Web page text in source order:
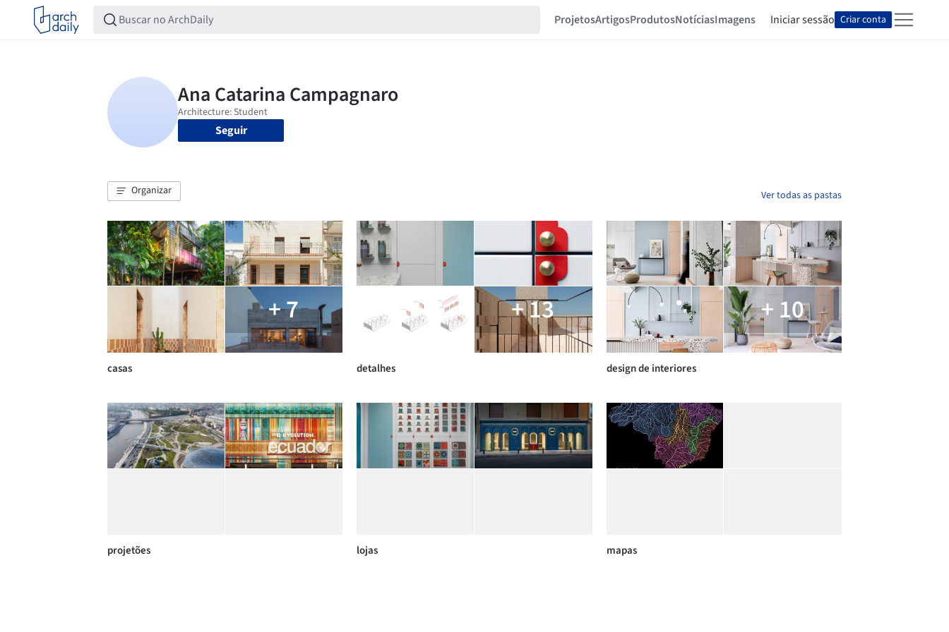
ProjetosArtigosProdutosNotíciasImagens Iniciar sessão Criar conta
Seguir
Organizar Ver todas as pastas
+ 7
casas
+ 13
detalhes
+ 10
design de interiores
projetões lojas mapas